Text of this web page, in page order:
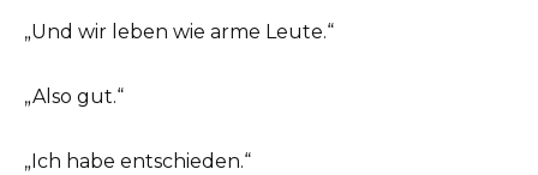
„Und wir leben wie arme Leute.“
„Also gut.“
„Ich habe entschieden.“